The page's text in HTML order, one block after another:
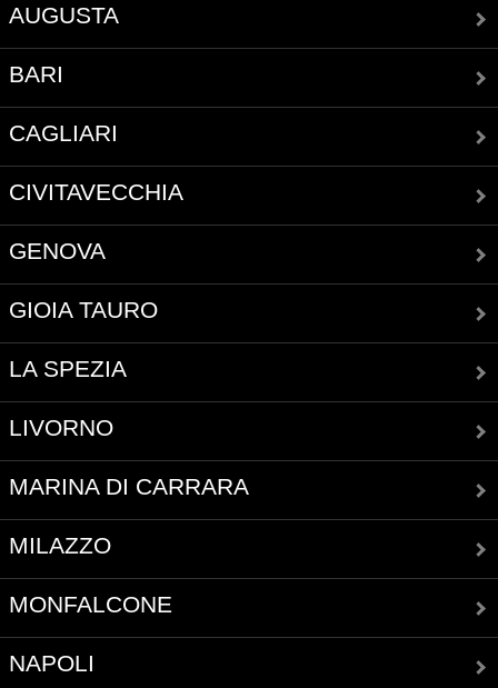
AUGUSTA
BARI
CAGLIARI
CIVITAVECCHIA
GENOVA
GIOIA TAURO
LA SPEZIA
LIVORNO
MARINA DI CARRARA
MILAZZO
MONFALCONE
NAPOLI